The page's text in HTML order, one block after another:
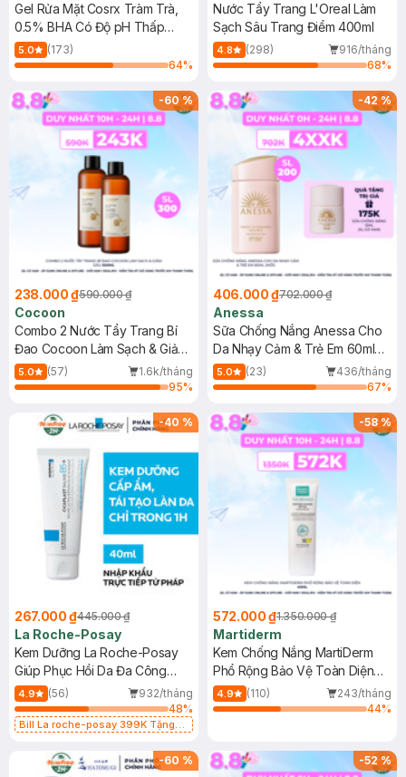
Gel Rửa Mặt Cosrx Tràm Trà,
0.5% BHA Có Độ pH Thấp
150ml
5.0
(173)
64%
Nước Tẩy Trang L'Oreal Làm
Sạch Sâu Trang Điểm 400ml
4.8 (298)
916/tháng
68%
-60%
238.000 ₫590.000 ₫
Cocoon
Combo 2 Nước Tẩy Trang Bí
Đao Cocoon Làm Sạch & Giảm
Dầu 500ml
5.0 (57)
1.6k/tháng
95%
-42%
406.000 ₫702.000 ₫
Anessa
Sữa Chống Nắng Anessa Cho
Da Nhạy Cảm & Trẻ Em 60ml
(Mới)
5.0 (23)
436/tháng
67%
-40 %
267.000 ₫445.000 ₫
La Roche-Posay
Kem Dưỡng La Roche-Posay
Giúp Phục Hồi Da Đa Công
Dụng 40ml
4.9 (56)
932/tháng
48%
Bill La roche-posay 399K Tặng
(SL có hạn)
-58%
572.000 ₫1.350.000 ₫
Martiderm
Kem Chống Nắng MartiDerm
Phổ Rộng Bảo Vệ Toàn Diện
40ml
4.9 (110)
243/tháng
44%
-60 % -52%